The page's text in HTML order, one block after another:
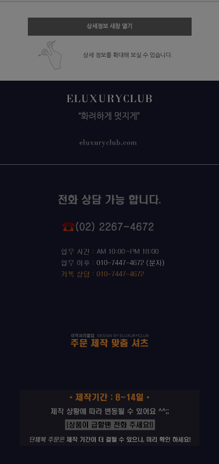
상세정보 새창 열기
상세 정보를 확대해 보실 수 있습니다.